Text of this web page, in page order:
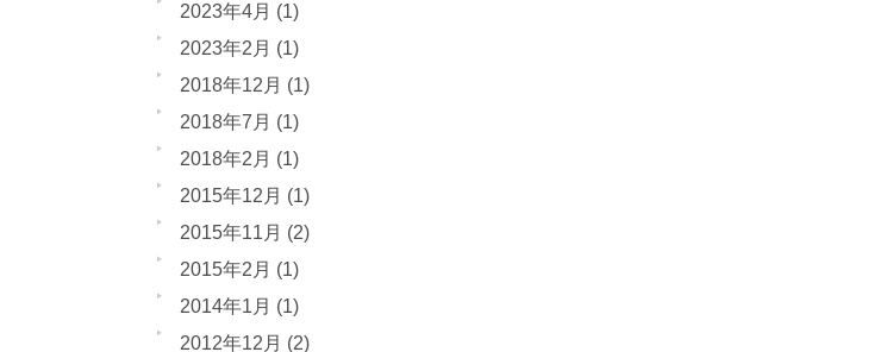
2023年4月 (1)
2023年2月 (1)
2018年12月 (1)
2018年7月 (1)
2018年2月 (1)
2015年12月 (1)
2015年11月 (2)
2015年2月 (1)
2014年1月 (1)
2012年12月 (2)